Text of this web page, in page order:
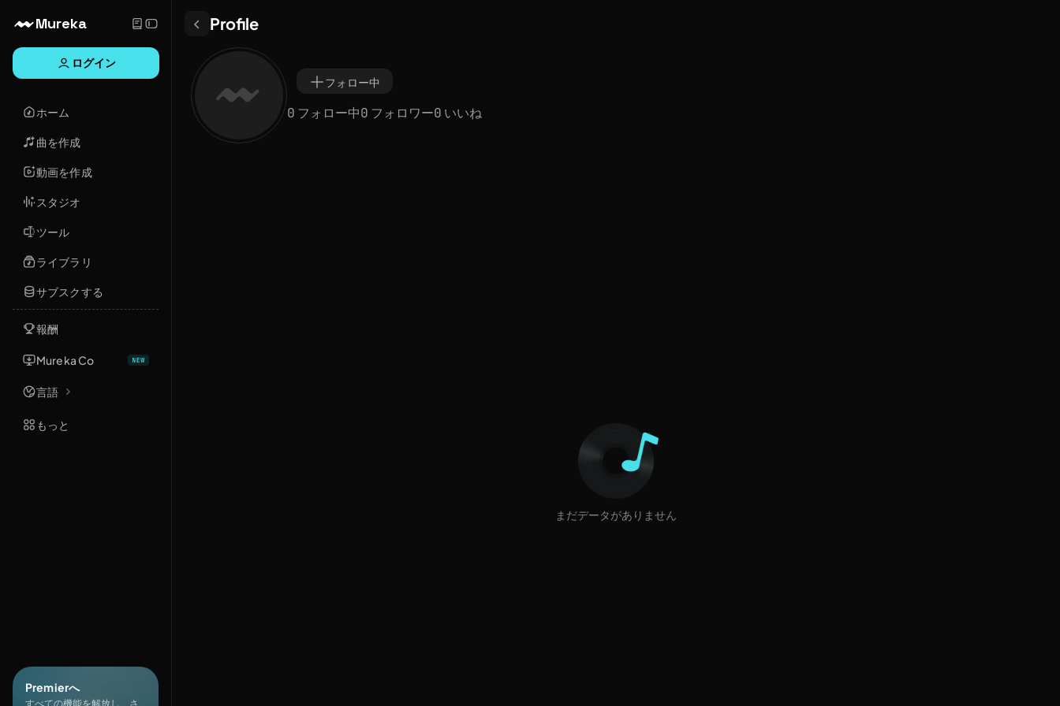
Mureka
ログイン
ホーム
曲を作成
動画を作成
スタジオ
ツール
ライブラリ
サブスクする
報酬
Mureka Co
言語
もっと
Premierへ
すべての機能を解放し、さ
Profile
フォロー中
0 フォロー中0 フォロワー0 いいね
まだデータがありません